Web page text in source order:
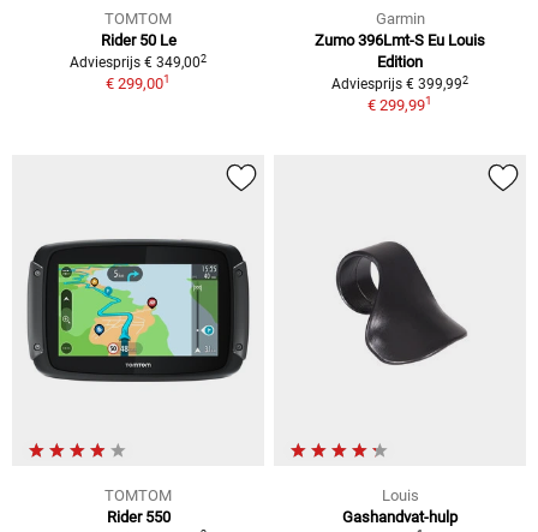
TOMTOM
Rider 50 Le
Adviesprijs € 349,002
€ 299,001
Garmin
Zumo 396Lmt-S Eu Louis
Edition
Adviesprijs € 399,992
€ 299,991
TOMTOM
Rider 550
Louis
Gashandvat-hulp